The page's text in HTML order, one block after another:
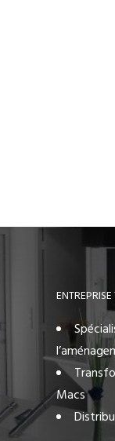
Macs